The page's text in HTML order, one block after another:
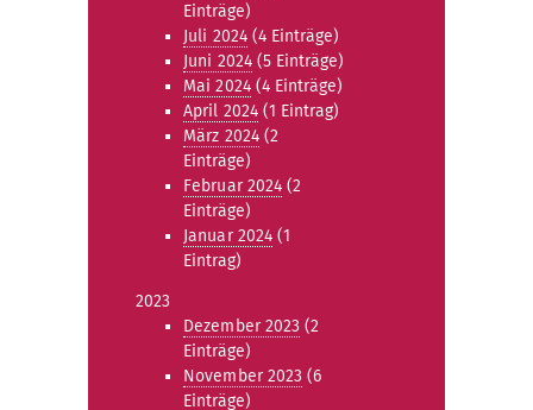
Einträge)
Juli 2024(4 Einträge)
Juni 2024(5 Einträge)
Mai 2024(4 Einträge)
April 2024 (1 Eintrag)
März 2024(2
Einträge)
Februar 2024 (2
Einträge)
Januar 2024 (1
Eintrag)
2023
Dezember 2023 (2
Einträge)
November 2023 (6
Einträge)